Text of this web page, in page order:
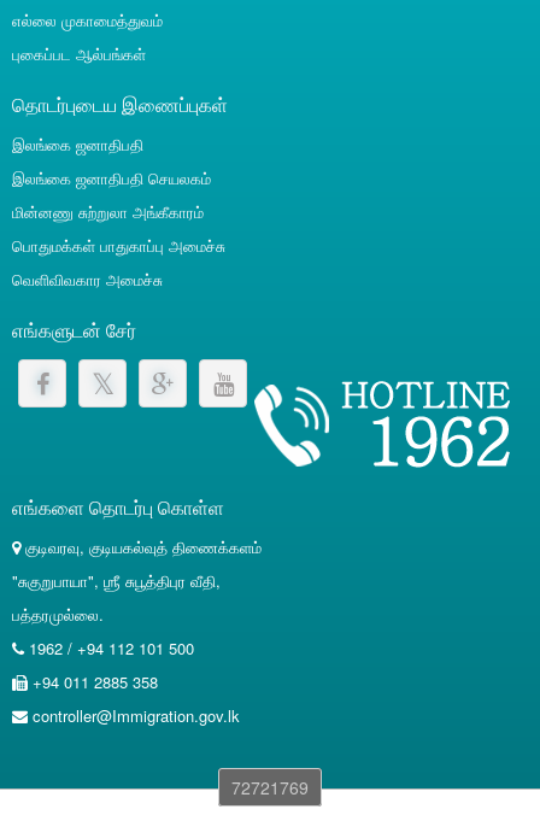
எல்லை முகாமைத்துவம்
புகைப்பட ஆல்பங்கள்
தொடர்புடைய இணைப்புகள்
இலங்கை ஜனாதிபதி
இலங்கை ஜனாதிபதி செயலகம்
மின்னணு சுற்றுலா அங்கீகாரம்
பொதுமக்கள் பாதுகாப்பு அமைச்சு
வெளிவிவகார அமைச்சு
எங்களுடன் சேர்
எங்களை தொடர்பு கொள்ள
குடிவரவு, குடியகல்வுத் திணைக்களம்
"சுகுறுபாயா", ஶ்ரீ சுபூத்திபுர வீதி,
பத்தரமுல்லை.
1962 / +94 112 101 500
+94 011 2885 358
controller@Immigration.gov.lk
72721769